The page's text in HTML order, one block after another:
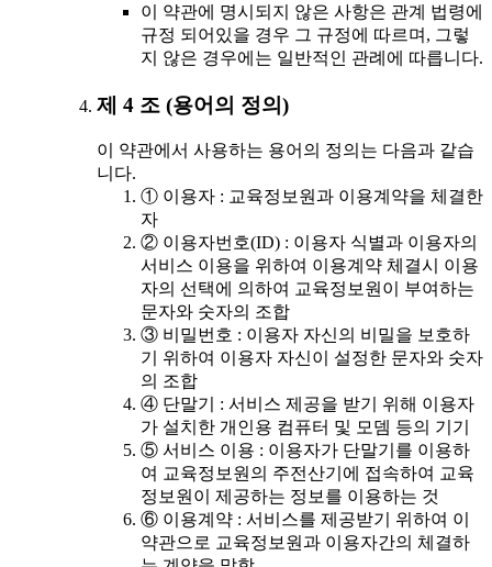
이 약관에 명시되지 않은 사항은 관계 법령에
규정 되어있을 경우 그 규정에 따르며, 그렇
지 않은 경우에는 일반적인 관례에 따릅니다.
제 4 조 (용어의 정의)
이 약관에서 사용하는 용어의 정의는 다음과 같습
니다.
① 이용자 : 교육정보원과 이용계약을 체결한
자
② 이용자번호(ID) : 이용자 식별과 이용자의
서비스 이용을 위하여 이용계약 체결시 이용
자의 선택에 의하여 교육정보원이 부여하는
문자와 숫자의 조합
③ 비밀번호 : 이용자 자신의 비밀을 보호하
기 위하여 이용자 자신이 설정한 문자와 숫자
의 조합
④ 단말기 : 서비스 제공을 받기 위해 이용자
가 설치한 개인용 컴퓨터 및 모뎀 등의 기기
⑤ 서비스 이용 : 이용자가 단말기를 이용하
여 교육정보원의 주전산기에 접속하여 교육
정보원이 제공하는 정보를 이용하는 것
⑥ 이용계약 : 서비스를 제공받기 위하여 이
약관으로 교육정보원과 이용자간의 체결하